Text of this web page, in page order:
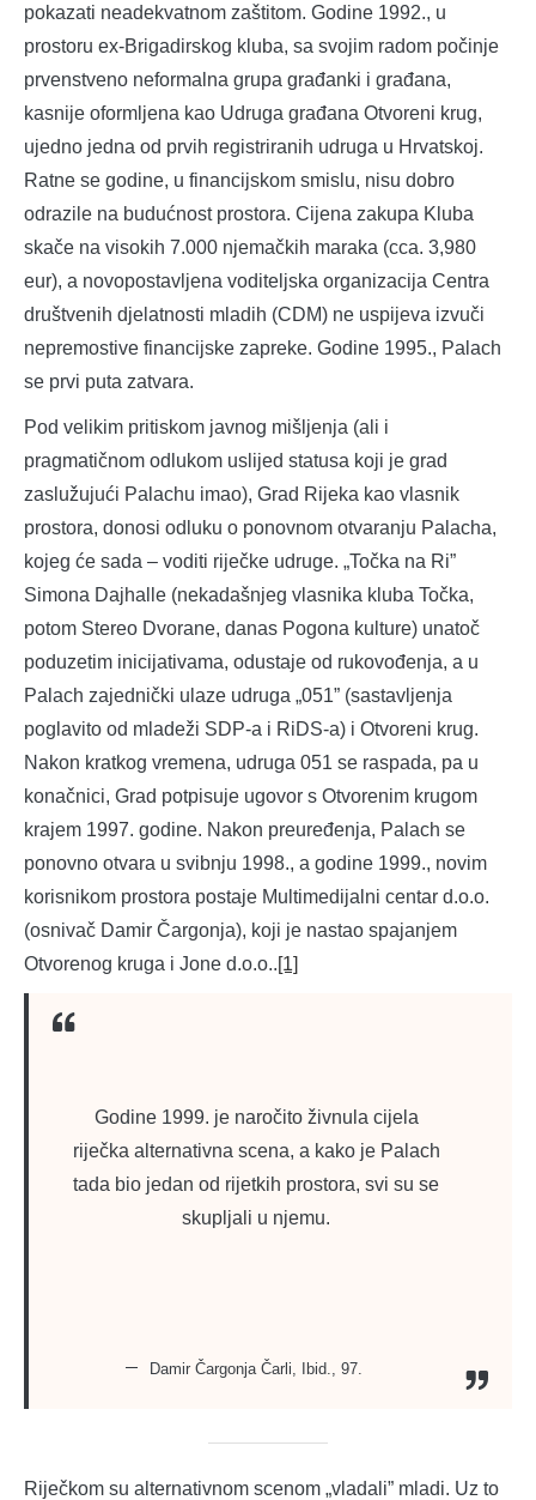
pokazati neadekvatnom zaštitom. Godine 1992., u
prostoru ex-Brigadirskog kluba, sa svojim radom počinje
prvenstveno neformalna grupa građanki i građana,
kasnije oformljena kao Udruga građana Otvoreni krug,
ujedno jedna od prvih registriranih udruga u Hrvatskoj.
Ratne se godine, u financijskom smislu, nisu dobro
odrazile na budućnost prostora. Cijena zakupa Kluba
skače na visokih 7.000 njemačkih maraka (cca. 3,980
eur), a novopostavljena voditeljska organizacija Centra
društvenih djelatnosti mladih (CDM) ne uspijeva izvuči
nepremostive financijske zapreke. Godine 1995., Palach
se prvi puta zatvara.
Pod velikim pritiskom javnog mišljenja (ali i
pragmatičnom odlukom uslijed statusa koji je grad
zaslužujući Palachu imao), Grad Rijeka kao vlasnik
prostora, donosi odluku o ponovnom otvaranju Palacha,
kojeg će sada – voditi riječke udruge. „Točka na Ri”
Simona Dajhalle (nekadašnjeg vlasnika kluba Točka,
potom Stereo Dvorane, danas Pogona kulture) unatoč
poduzetim inicijativama, odustaje od rukovođenja, a u
Palach zajednički ulaze udruga „051” (sastavljenja
poglavito od mladeži SDP-a i RiDS-a) i Otvoreni krug.
Nakon kratkog vremena, udruga 051 se raspada, pa u
konačnici, Grad potpisuje ugovor s Otvorenim krugom
krajem 1997. godine. Nakon preuređenja, Palach se
ponovno otvara u svibnju 1998., a godine 1999., novim
korisnikom prostora postaje Multimedijalni centar d.o.o.
(osnivač Damir Čargonja), koji je nastao spajanjem
Otvorenog kruga i Jone d.o.o..[1]
Godine 1999. je naročito živnula cijela
riječka alternativna scena, a kako je Palach
tada bio jedan od rijetkih prostora, svi su se
skupljali u njemu.
Damir Čargonja Čarli, Ibid., 97.
Riječkom su alternativnom scenom „vladali” mladi. Uz to